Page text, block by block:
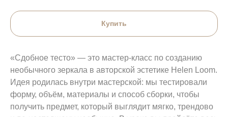
Купить
«Сдобное тесто» — это мастер-класс по созданию
необычного зеркала в авторской эстетике Helen Loom.
Идея родилась внутри мастерской: мы тестировали
форму, объём, материалы и способ сборки, чтобы
получить предмет, который выглядит мягко, трендово